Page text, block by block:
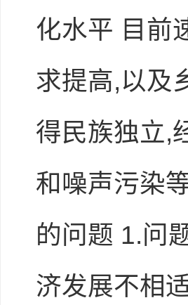
化水平 目前
求提高,以及
得民族独立,
和噪声污染
的问题 1.问
济发展不相